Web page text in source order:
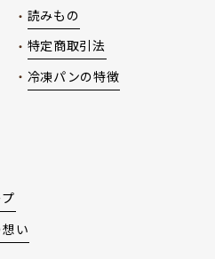
読みもの
特定商取引法
冷凍パンの特徴
い